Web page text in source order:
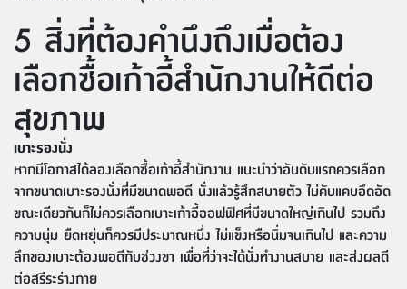
5 สิ่งที่ต้องคำนึงถึงเมื่อต้อง
เลือกซื้อเก้าอี้สำนักงานให้ดีต่อ
สุขภาพ
เบาะรองนั่ง
หากมีโอกาสได้ลองเลือกซื้อเก้าอี้สำนักงาน แนะนำว่าอันดับแรกควรเลือก
จากขนาดเบาะรองนั่งที่มีขนาดพอดี นั่งแล้วรู้สึกสบายตัว ไม่คับแคบอึดอัด
ขณะเดียวกันก็ไม่ควรเลือกเบาะเก้าอี้ออฟฟิศที่มีขนาดใหญ่เกินไป รวมถึง
ความนุ่ม ยืดหยุ่นก็ควรมีประมาณหนึ่ง ไม่แข็งหรือนิ่มจนเกินไป และความ
ลึกของเบาะต้องพอดีกับช่วงขา เพื่อที่ว่าจะได้นั่งทำงานสบาย และส่งผลดี
ต่อสรีระร่างกาย